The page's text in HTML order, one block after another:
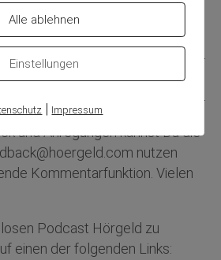
Teil 2
und Anregungen kannst Du die
nutzen
Kommentarfunktion. Vielen
Podcast Hörgeld zu
einen der folgenden Links:
Alle ablehnen
Einstellungen
| Impressum